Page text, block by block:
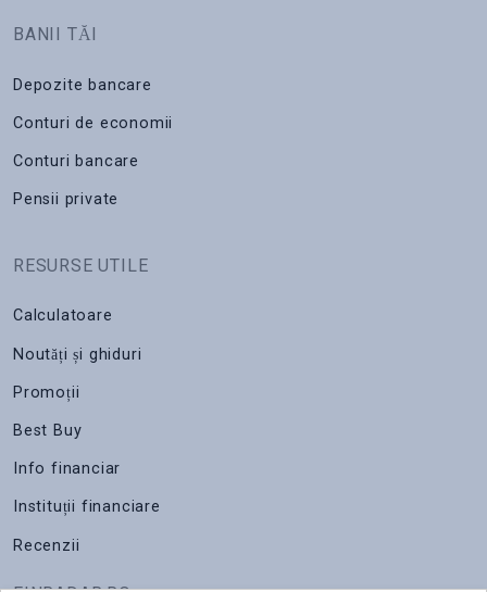
BANII TĂI
Depozite bancare
Conturi de economii
Conturi bancare
Pensii private
RESURSE UTILE
Calculatoare
Noutăți și ghiduri
Promoții
Best Buy
Info financiar
Instituții financiare
Recenzii